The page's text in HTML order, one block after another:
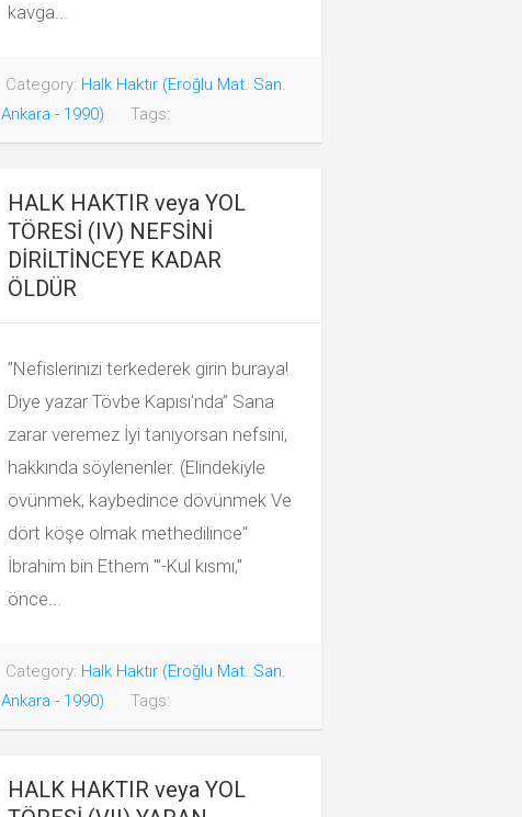
kavga...
Category: Halk Haktır (Eroğlu Mat. San.
Ankara - 1990)
Tags:
HALK HAKTIR veya YOL
TÖRESİ (IV) NEFSİNİ
DİRİLTİNCEYE KADAR
ÖLDÜR
”Nefislerinizi terkederek girin buraya!
Diye yazar Tövbe Kapısı’nda” Sana
zarar veremez İyi tanıyorsan nefsini,
hakkında söylenenler. (Elindekiyle
övünmek, kaybedince dövünmek Ve
dört köşe olmak methedilince"
İbrahim bin Ethem "’-Kul kısmı,"
önce...
Category: Halk Haktır (Eroğlu Mat. San.
Ankara - 1990)
Tags:
HALK HAKTIR veya YOL